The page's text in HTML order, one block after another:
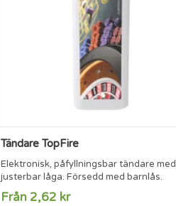
Tändare TopFire
Elektronisk, påfyllningsbar tändare med
justerbar låga. Försedd med barnlås.
Från 2,62 kr